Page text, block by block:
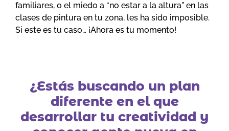
familiares, o el miedo a “no estar a la altura” en las
clases de pintura en tu zona, les ha sido imposible.
Si este es tu caso… ¡Ahora es tu momento!
¿Estás buscando un plan
diferente en el que
desarrollar tu creatividad y